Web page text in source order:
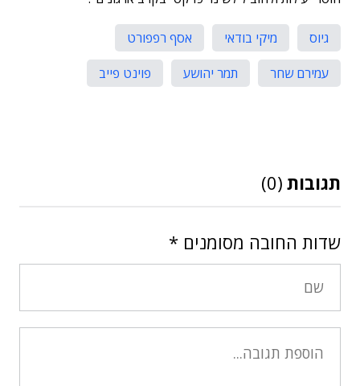
גיוס מיקי בודאי
אסף רפפורט
עמירם שחר
תמר יהושע פוינט פייב
תגובות (0)
שדות החובה מסומנים *